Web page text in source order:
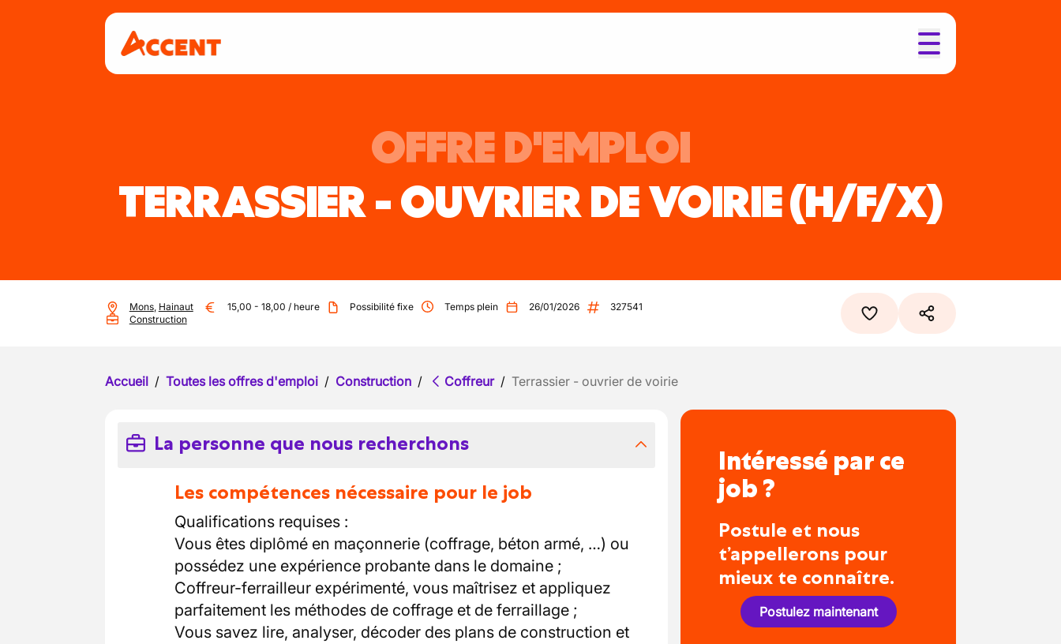
OFFRE D'EMPLOI
TERRASSIER - OUVRIER DE VOIRIE(H/F/X)
Mons, Hainaut 15,00 - 18,00 / heure Possibilité fixe Temps plein 26/01/2026
327541
Construction
Accueil / Toutes les offres d'emploi / Construction / Coffreur / Terrassier - ouvrier de voirie
La personne que nous recherchons
Les compétences nécessaire pour le job
Qualifications requises :
Vous êtes diplômé en maçonnerie (coffrage, béton armé, …) ou
possédez une expérience probante dans le domaine ;
Coffreur-ferrailleur expérimenté, vous maîtrisez et appliquez
parfaitement les méthodes de coffrage et de ferraillage ;
Vous savez lire, analyser, décoder des plans de construction et
Intéressé par ce
job ?
Postule et nous
t’appellerons pour
mieux te connaître.
Postulez maintenant